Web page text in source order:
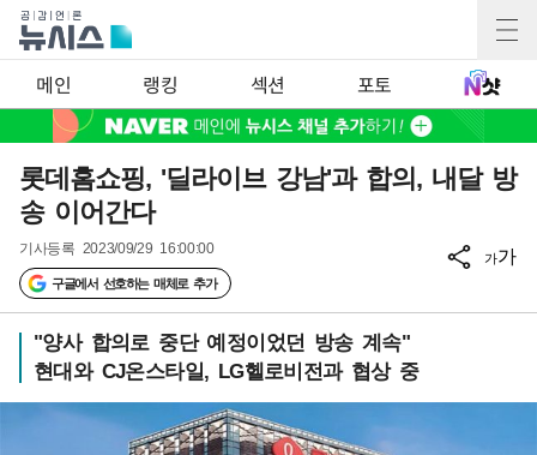
메인 랭킹 섹션 포토
롯데홈쇼핑, '딜라이브 강남'과 합의, 내달 방
송 이어간다
기사등록 2023/09/29 16:00:00
구글에서 선호하는 매체로 추가
가가
"양사 합의로 중단 예정이었던 방송 계속"
현대와 CJ온스타일, LG헬로비전과 협상 중